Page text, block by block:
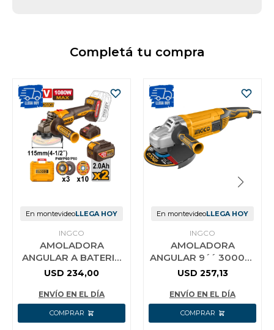
Completá tu compra
En montevideoLLEGA HOY
INGCO
AMOLADORA
ANGULAR A BATERIA
BRUSHLESS 42V
BAT 2.0AH + CARG
USD 234,00
ENVÍO EN EL DÍA
En montevideoLLEGA HOY
INGCO
AMOLADORA
ANGULAR 9´´ 3000W
230MM INGCO
USD 257,13
ENVÍO EN EL DÍA